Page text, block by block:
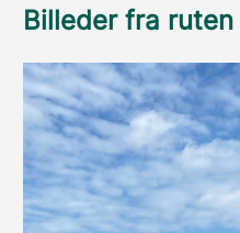
Billeder fra ruten